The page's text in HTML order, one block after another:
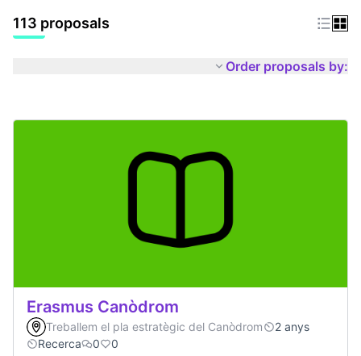
113 proposals
Order proposals by:
Erasmus Canòdrom
Treballem el pla estratègic del Canòdrom
2 anys
Recerca
0 0